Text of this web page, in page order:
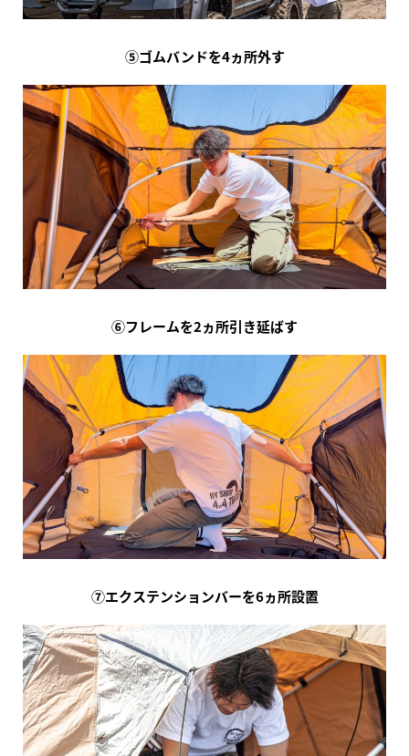
⑤ゴムバンドを4ヵ所外す
⑥フレームを2ヵ所引き延ばす
⑦エクステンションバーを6ヵ所設置